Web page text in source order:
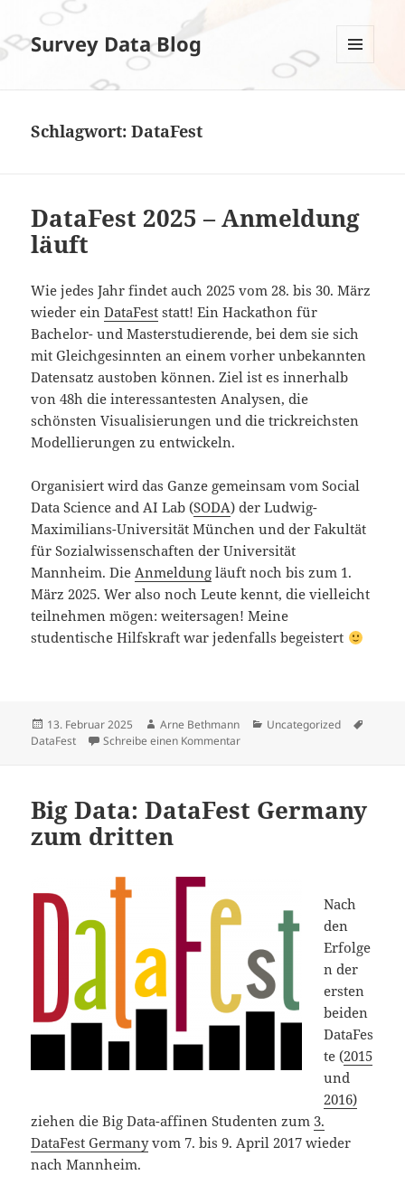
Survey Data Blog
Schlagwort:DataFest
DataFest 2025 – Anmeldung
läuft
Wie jedes Jahr findet auch 2025 vom 28. bis 30. März
wieder einDataFest statt! Ein Hackathon für
Bachelor- und Masterstudierende, bei dem sie sich
mit Gleichgesinnten an einem vorher unbekannten
Datensatz austoben können. Ziel ist es innerhalb
von 48h die interessantesten Analysen, die
schönsten Visualisierungen und die trickreichsten
Modellierungen zu entwickeln.
Organisiert wird das Ganze gemeinsam vom Social
Data Science and AI Lab (SODA) der Ludwig-
Maximilians-Universität München und der Fakultät
für Sozialwissenschaften der Universität
Mannheim. DieAnmeldung läuft noch bis zum 1.
März 2025. Wer also noch Leute kennt, die vielleicht
teilnehmen mögen: weitersagen! Meine
studentische Hilfskraft war jedenfalls begeistert
Veröffentlicht
am
13. Februar 2025 Autor
Arne Bethmann Kategorien
Uncategorized
DataFest
Schreibe einen Kommentarzu DataFest 2025 – Anmeldung
Big Data: DataFest Germany
zum dritten
Nach
den
Erfolge
n der
ersten
beiden
DataFes
te (2015
und
2016)
ziehen die Big Data-affinen Studenten zum 3.
DataFest Germanyvom 7. bis 9. April 2017 wieder
nach Mannheim.